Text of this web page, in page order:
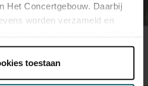
Het Concertgebouw. Daarbij
worden verzameld en
cookies wij mogen
hier. Lees onze
toestaan